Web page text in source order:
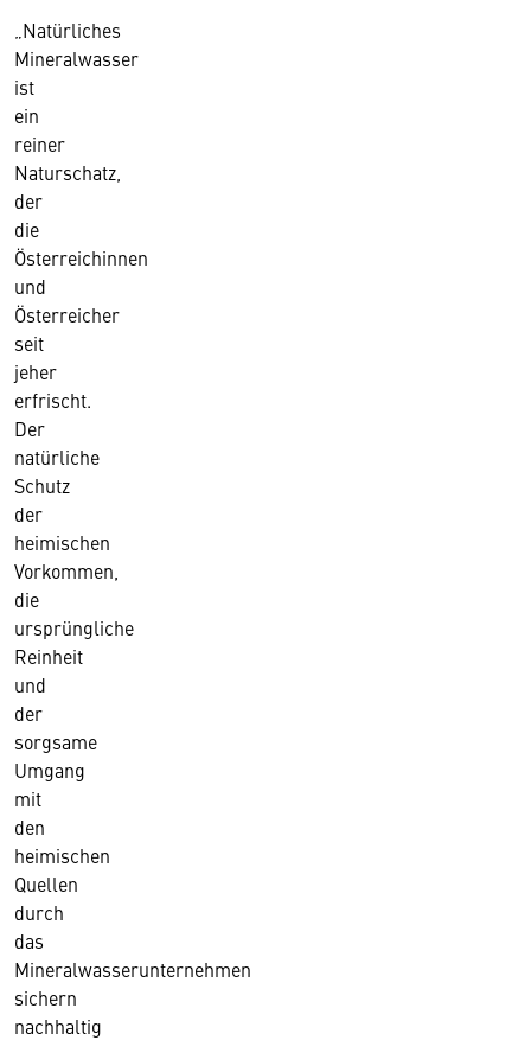
„Natürliches
Mineralwasser
ist
ein
reiner
Naturschatz,
der
die
Österreichinnen
und
Österreicher
seit
jeher
erfrischt.
Der
natürliche
Schutz
der
heimischen
Vorkommen,
die
ursprüngliche
Reinheit
und
der
sorgsame
Umgang
mit
den
heimischen
Quellen
durch
das
Mineralwasserunternehmen
sichern
nachhaltig